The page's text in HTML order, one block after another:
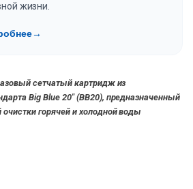
жизни.
→
сетчатый картридж из
Big Blue 20″ (BB20), предназначенный
горячей и холодной воды